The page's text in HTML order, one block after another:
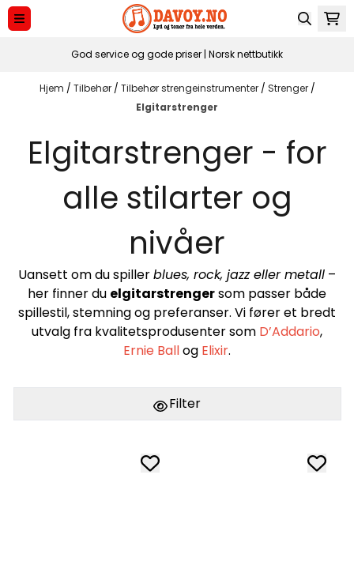
Hopp til innhold
God service og gode priser | Norsk nettbutikk
Hjem / Tilbehør / Tilbehør strengeinstrumenter / Strenger /
Elgitarstrenger
Elgitarstrenger - for
alle stilarter og
nivåer
Uansett om du spillerblues, rock, jazz eller metall –
her finner du elgitarstrengersom passer både
spillestil, stemning og preferanser. Vi fører et bredt
utvalg fra kvalitetsprodusenter som D’Addario,
Ernie Ballog Elixir.
Filter